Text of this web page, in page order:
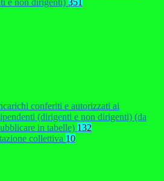
e non dirigenti) 351
conferiti e autorizzati ai
(dirigenti e non dirigenti) (da
in tabelle) 132
collettiva 10